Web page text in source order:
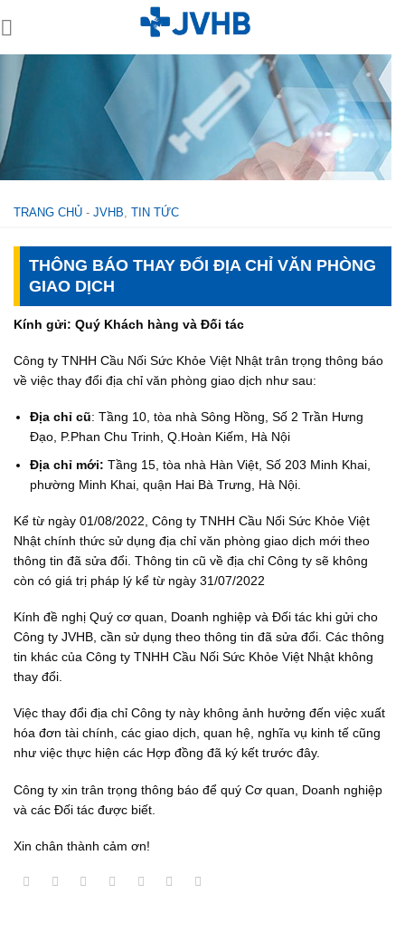
to
content
TRANG CHỦ - JVHB, TIN TỨC
THÔNG BÁO THAY ĐỔI ĐỊA CHỈ VĂN PHÒNG
GIAO DỊCH
Kính gửi: Quý Khách hàng và Đối tác
Công ty TNHH Cầu Nối Sức Khỏe Việt Nhật trân trọng thông báo
về việc thay đổi địa chỉ văn phòng giao dịch như sau:
Địa chỉ cũ: Tầng 10, tòa nhà Sông Hồng, Số 2 Trần Hưng
Đạo, P.Phan Chu Trinh, Q.Hoàn Kiếm, Hà Nội
Địa chỉ mới:Tầng 15, tòa nhà Hàn Việt, Số 203 Minh Khai,
phường Minh Khai, quận Hai Bà Trưng, Hà Nội.
Kể từ ngày 01/08/2022, Công ty TNHH Cầu Nối Sức Khỏe Việt
Nhật chính thức sử dụng địa chỉ văn phòng giao dịch mới theo
thông tin đã sửa đổi. Thông tin cũ về địa chỉ Công ty sẽ không
còn có giá trị pháp lý kể từ ngày 31/07/2022
Kính đề nghị Quý cơ quan, Doanh nghiệp và Đối tác khi gửi cho
Công ty JVHB, cần sử dụng theo thông tin đã sửa đổi. Các thông
tin khác của Công ty TNHH Cầu Nối Sức Khỏe Việt Nhật không
thay đổi.
Việc thay đổi địa chỉ Công ty này không ảnh hưởng đến việc xuất
hóa đơn tài chính, các giao dịch, quan hệ, nghĩa vụ kinh tế cũng
như việc thực hiện các Hợp đồng đã ký kết trước đây.
Công ty xin trân trọng thông báo để quý Cơ quan, Doanh nghiệp
và các Đối tác được biết.
Xin chân thành cảm ơn!